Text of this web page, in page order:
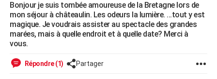
Essais
Réserver un essai
Citadines
Berlines
SUV
Forum auto
+HIGH-TECH
Mobiles
Meilleur smartphone
Internet
Ordinateurs
Jeux vidéo
Guide high-tech
+BRICOLAGE
Forum
Aménagement intérieur
Extérieur
Cuisine
Salle de bains
Jardinage
Rangement
Guides de France
Escapades
Patrimoine
Expositions
Musées
Week-end nature
Bonjour je suis tombée amoureuse de la Bretagne lors de
mon séjour à châteaulin. Les odeurs la lumière. ...tout y est
magique. Je voudrais assister au spectacle des grandes
marées, mais à quelle endroit et à quelle date? Merci à
vous.
Répondre (1) Partager